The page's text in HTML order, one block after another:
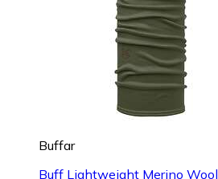
Buffar
Buff Lightweight Merino Wool